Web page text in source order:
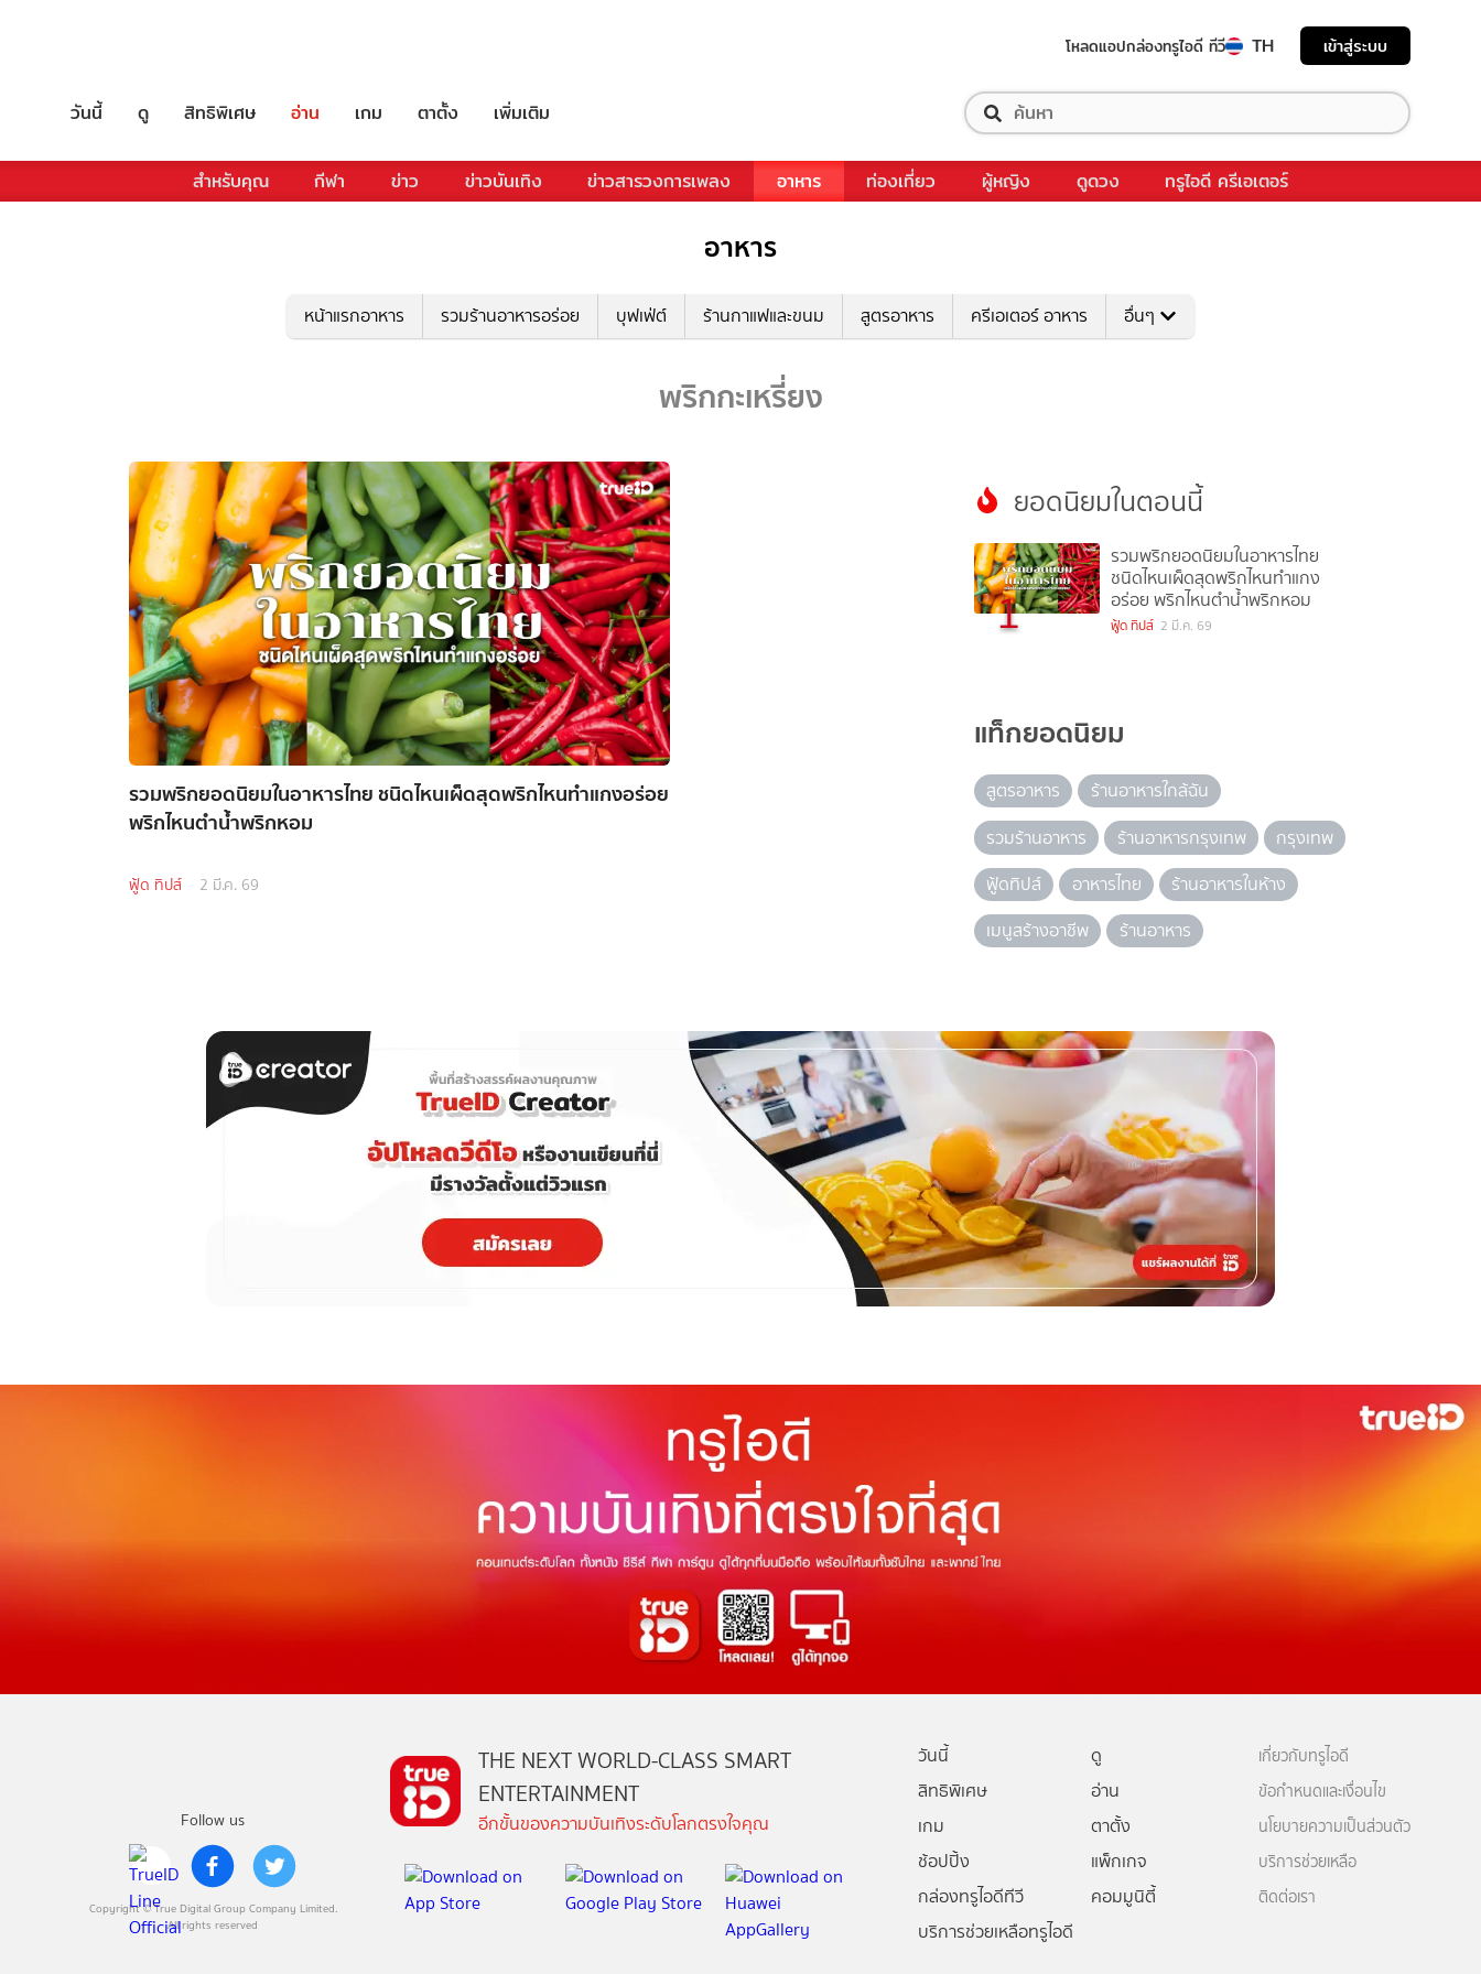
โหลดแอปกล่องทรูไอดี ทีวี TH เข้าสู่ระบบ
วันนี้ ดู สิทธิพิเศษ อ่าน เกม ตาตั้ง เพิ่มเติม
สำหรับคุณ กีฬา ข่าว ข่าวบันเทิง ข่าวสารวงการเพลง อาหาร ท่องเที่ยว ผู้หญิง ดูดวง ทรูไอดี ครีเอเตอร์
อาหาร
หน้าแรกอาหาร รวมร้านอาหารอร่อย บุฟเฟ่ต์ ร้านกาแฟและขนม สูตรอาหาร ครีเอเตอร์ อาหาร อื่นๆ
พริกกะเหรี่ยง
รวมพริกยอดนิยมในอาหารไทย ชนิดไหนเผ็ดสุดพริกไหนทำแกงอร่อย
พริกไหนตำน้ำพริกหอม
ฟู้ด ทิปส์ 2 มี.ค. 69
ยอดนิยมในตอนนี้
1
รวมพริกยอดนิยมในอาหารไทย
ชนิดไหนเผ็ดสุดพริกไหนทำแกง
อร่อย พริกไหนตำน้ำพริกหอม
ฟู้ด ทิปส์ 2 มี.ค. 69
แท็กยอดนิยม
สูตรอาหาร
ร้านอาหารใกล้ฉัน
รวมร้านอาหาร
ร้านอาหารกรุงเทพ
กรุงเทพ
ฟู้ดทิปส์
อาหารไทย
ร้านอาหารในห้าง
เมนูสร้างอาชีพ
ร้านอาหาร
Follow us
Copyright © True Digital Group Company Limited.
All rights reserved
THE NEXT WORLD-CLASS SMART
ENTERTAINMENT
อีกขั้นของความบันเทิงระดับโลกตรงใจคุณ
วันนี้
ดู
สิทธิพิเศษ
อ่าน
เกม
ตาตั้ง
ช้อปปิ้ง
แพ็กเกจ
กล่องทรูไอดีทีวี
คอมมูนิตี้
บริการช่วยเหลือทรูไอดี
เกี่ยวกับทรูไอดี
ข้อกำหนดและเงื่อนไข
นโยบายความเป็นส่วนตัว
บริการช่วยเหลือ
ติดต่อเรา